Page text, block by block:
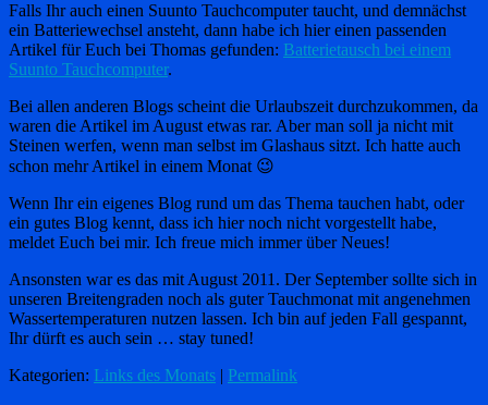
Falls Ihr auch einen Suunto Tauchcomputer taucht, und demnächst
ein Batteriewechsel ansteht, dann habe ich hier einen passenden
Artikel für Euch bei Thomas gefunden: Batterietausch bei einem
Suunto Tauchcomputer.
Bei allen anderen Blogs scheint die Urlaubszeit durchzukommen, da
waren die Artikel im August etwas rar. Aber man soll ja nicht mit
Steinen werfen, wenn man selbst im Glashaus sitzt. Ich hatte auch
schon mehr Artikel in einem Monat 😉
Wenn Ihr ein eigenes Blog rund um das Thema tauchen habt, oder
ein gutes Blog kennt, dass ich hier noch nicht vorgestellt habe,
meldet Euch bei mir. Ich freue mich immer über Neues!
Ansonsten war es das mit August 2011. Der September sollte sich in
unseren Breitengraden noch als guter Tauchmonat mit angenehmen
Wassertemperaturen nutzen lassen. Ich bin auf jeden Fall gespannt,
Ihr dürft es auch sein … stay tuned!
Kategorien: Links des Monats Permalink